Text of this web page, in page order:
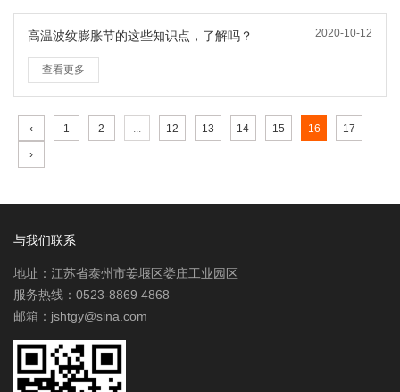
2020-10-12
高温波纹膨胀节的这些知识点，了解吗？
查看更多
‹ 1 2 12 13 14 15 16 17
›
与我们联系
地址：江苏省泰州市姜堰区娄庄工业园区
服务热线：0523-8869 4868
邮箱：jshtgy@sina.com